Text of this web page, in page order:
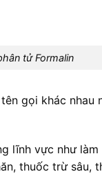
tử Formalin
gọi khác nhau
lĩnh vực như
thuốc trừ sâu,